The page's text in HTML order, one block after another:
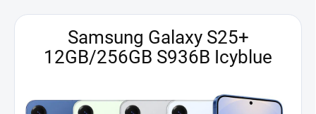
Samsung Galaxy S25+
12GB/256GB S936B Icyblue